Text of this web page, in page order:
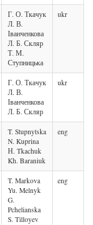
Г. О. Ткачук
Л. В.
Іванченкова
Л. Б. Скляр
Т. М.
Ступницька
ukr
Г. О. Ткачук
Л. В.
Іванченкова
Л. Б. Скляр
ukr
T. Stupnytska
N. Kuprina
Н. Tkachuk
Kh. Baraniuk
eng
T. Markova
Yu. Melnyk
G.
Pchelianska
S. Tilloyev
eng